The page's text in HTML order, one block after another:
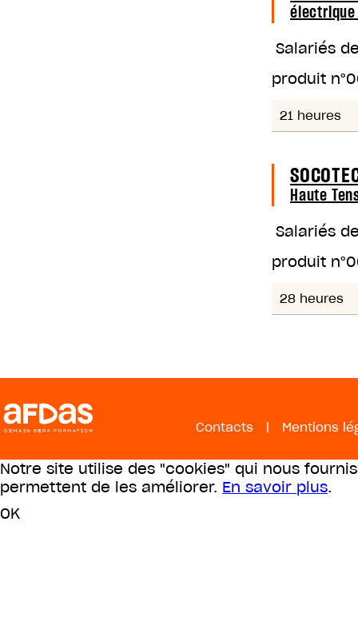
électrique
Salariés
produit n°
21 heures
Haute
Salariés
produit n°
28 heures
Contacts | Mentions
Notre site utilise des "cookies" qui nous
permettent de les améliorer. En savoir plus.
OK